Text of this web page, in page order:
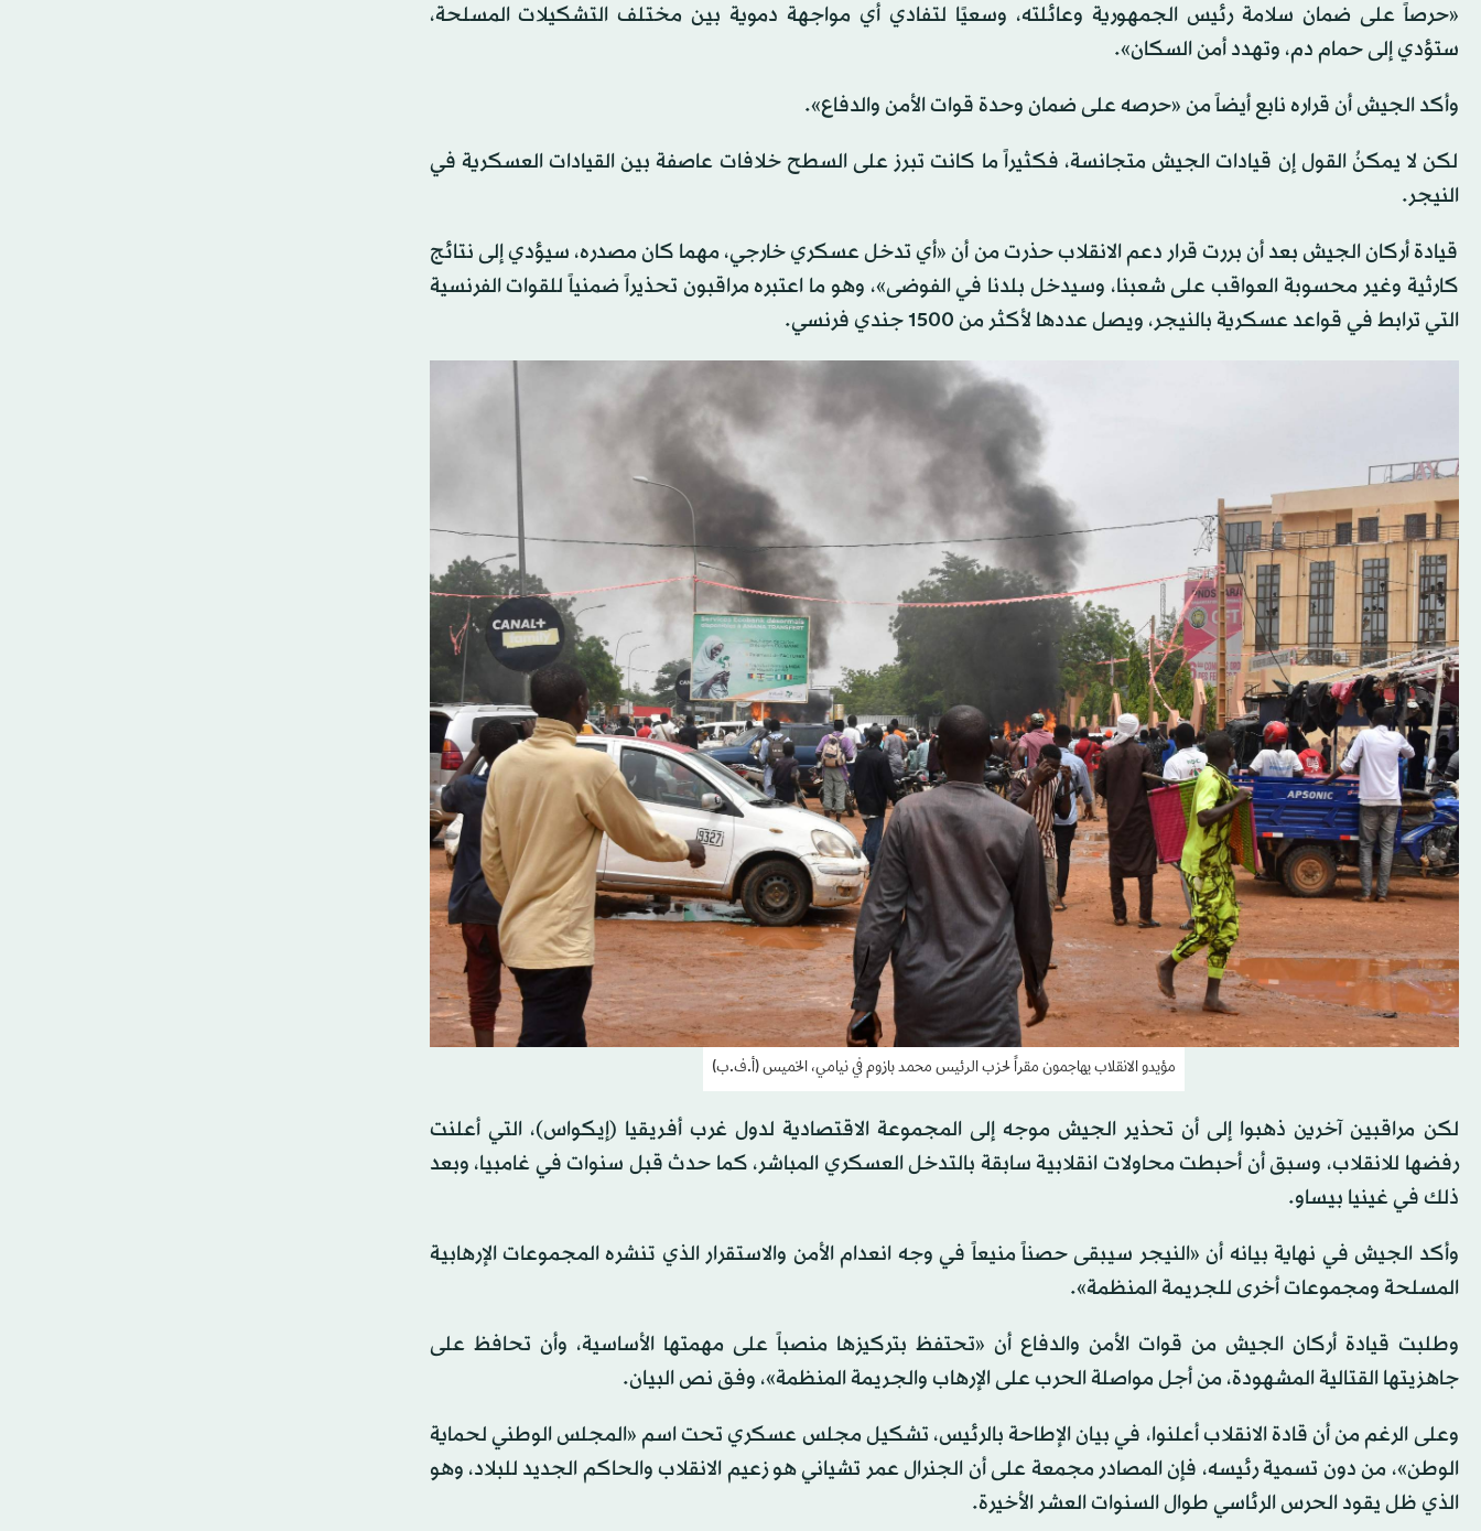
«حرصاً على ضمان سلامة رئيس الجمهورية وعائلته، وسعيًا لتفادي أي مواجهة دموية بين مختلف التشكيلات المسلحة،
ستؤدي إلى حمام دم، وتهدد أمن السكان».
وأكد الجيش أن قراره نابع أيضاً من «حرصه على ضمان وحدة قوات الأمن والدفاع».
لكن لا يمكنُ القول إن قيادات الجيش متجانسة، فكثيراً ما كانت تبرز على السطح خلافات عاصفة بين القيادات العسكرية في
النيجر.
قيادة أركان الجيش بعد أن بررت قرار دعم الانقلاب حذرت من أن «أي تدخل عسكري خارجي، مهما كان مصدره، سيؤدي إلى نتائج
كارثية وغير محسوبة العواقب على شعبنا، وسيدخل بلدنا في الفوضى»، وهو ما اعتبره مراقبون تحذيراً ضمنياً للقوات الفرنسية
التي ترابط في قواعد عسكرية بالنيجر، ويصل عددها لأكثر من 1500 جندي فرنسي.
مؤيدو الانقلاب يهاجمون مقراً لحزب الرئيس محمد بازوم في نيامي، الخميس (أ.ف.ب)
لكن مراقبين آخرين ذهبوا إلى أن تحذير الجيش موجه إلى المجموعة الاقتصادية لدول غرب أفريقيا (إيكواس)، التي أعلنت
رفضها للانقلاب، وسبق أن أحبطت محاولات انقلابية سابقة بالتدخل العسكري المباشر، كما حدث قبل سنوات في غامبيا، وبعد
ذلك في غينيا بيساو.
وأكد الجيش في نهاية بيانه أن «النيجر سيبقى حصناً منيعاً في وجه انعدام الأمن والاستقرار الذي تنشره المجموعات الإرهابية
المسلحة ومجموعات أخرى للجريمة المنظمة».
وطلبت قيادة أركان الجيش من قوات الأمن والدفاع أن «تحتفظ بتركيزها منصباً على مهمتها الأساسية، وأن تحافظ على
جاهزيتها القتالية المشهودة، من أجل مواصلة الحرب على الإرهاب والجريمة المنظمة»، وفق نص البيان.
وعلى الرغم من أن قادة الانقلاب أعلنوا، في بيان الإطاحة بالرئيس، تشكيل مجلس عسكري تحت اسم «المجلس الوطني لحماية
الوطن»، من دون تسمية رئيسه، فإن المصادر مجمعة على أن الجنرال عمر تشياني هو زعيم الانقلاب والحاكم الجديد للبلاد، وهو
الذي ظل يقود الحرس الرئاسي طوال السنوات العشر الأخيرة.